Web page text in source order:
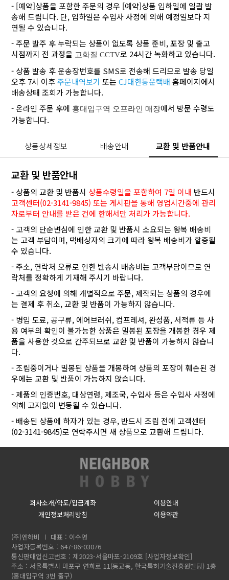
- [예약]상품을 포함한 주문의 경우 [예약]상품 입하일에 일괄 발
송해 드립니다. 단, 입하일은 수입사 사정에 의해 예정일보다 지
연될 수 있습니다.
- 주문 발주 후 누락되는 상품이 없도록 상품 준비, 포장 및 출고
시점까지 전 과정을 고화질 CCTV로 24시간 녹화하고 있습니다.
- 상품 발송 후 운송장번호를 SMS로 전송해 드리므로 발송 당일
오후 7시 이후주문내역보기 또는CJ대한통운택배 홈페이지에서
배송상태 조회가 가능합니다.
- 온라인 주문 후에 홍대입구역 오프라인 매장에서 방문 수령도
가능합니다.
상품상세정보 배송안내 교환 및 반품안내
교환 및 반품안내
- 상품의 교환 및 반품시 상품수령일을 포함하여 7일 이내 반드시
고객센터(02-3141-9845) 또는 게시판을 통해 영업시간중에 관리
자로부터 안내를 받은 건에 한해서만 처리가 가능합니다.
- 고객의 단순변심에 인한 교환 및 반품시 소요되는 왕복 배송비
는 고객 부담이며, 택배상자의 크기에 따라 왕복 배송비가 할증될
수 있습니다.
- 주소, 연락처 오류로 인한 반송시 배송비는 고객부담이므로 연
락처를 정확하게 기재해 주시기 바랍니다.
- 고객의 요청에 의해 개별적으로 주문, 제작되는 상품의 경우에
는 결제 후 취소, 교환 및 반품이 가능하지 않습니다.
- 병입 도료, 공구류, 에어브러쉬, 컴프레셔, 완성품, 서적류 등 사
용 여부의 확인이 불가능한 상품은 밀봉된 포장을 개봉한 경우 제
품을 사용한 것으로 간주되므로 교환 및 반품이 가능하지 않습니
다.
- 조립중이거나 밀봉된 상품을 개봉하여 상품의 포장이 훼손된 경
우에는 교환 및 반품이 가능하지 않습니다.
- 제품의 인증번호, 대상연령, 제조국, 수입사 등은 수입사 사정에
의해 고지없이 변동될 수 있습니다.
- 배송된 상품에 하자가 있는 경우, 반드시 조립 전에 고객센터
(02-3141-9845)로 연락주시면 새 상품으로 교환해 드립니다.
회사소개/약도/입금계좌
이용안내
개인정보처리방침
이용약관
(주)엔하비
대표 : 이수영
사업자등록번호 : 647-86-03076
통신판매업신고번호 : 제2023-서울마포-2109호 [사업자정보확인]
주소 : 서울특별시 마포구 연희로 11(동교동, 한국특허기술진흥원빌딩) 1층
(홍대입구역 3번 출구)